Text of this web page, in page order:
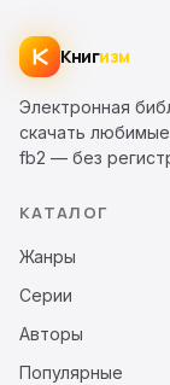
Книгизм
Электронная
скачать
fb2 — без
КАТАЛОГ
Жанры
Серии
Авторы
Популярные